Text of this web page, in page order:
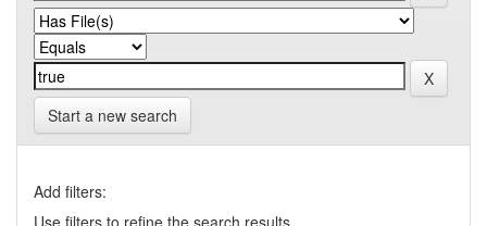
Start a new search
Add filters:
Use filters to refine the search results.